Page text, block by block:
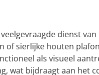
dienst
of sierlijke houten
als visueel
wat bijdraagt aan het